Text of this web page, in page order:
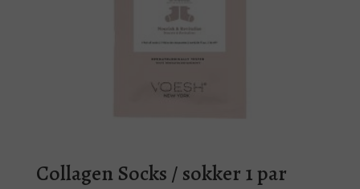
Collagen Socks / sokker 1 par